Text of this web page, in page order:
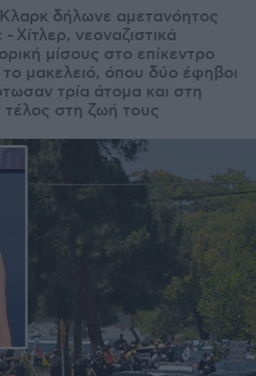
δήλωνε αμετανόητος
Χίτλερ, νεοναζιστικά
μίσους στο επίκεντρο
μακελειό, όπου δύο έφηβοι
τρία άτομα και στη
τέλος στη ζωή τους